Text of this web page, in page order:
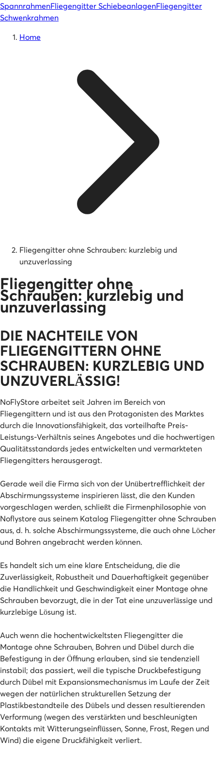
SpannrahmenFliegengitter SchiebeanlagenFliegengitter
Schwenkrahmen
Home
Fliegengitter ohne Schrauben: kurzlebig und
unzuverlassing
Fliegengitter ohne
Schrauben: kurzlebig und
unzuverlassing
DIE NACHTEILE VON
FLIEGENGITTERN OHNE
SCHRAUBEN: KURZLEBIG UND
UNZUVERLÄSSIG!
NoFlyStore arbeitet seit Jahren im Bereich von
Fliegengittern und ist aus den Protagonisten des Marktes
durch die Innovationsfähigkeit, das vorteilhafte Preis-
Leistungs-Verhältnis seines Angebotes und die hochwertigen
Qualitätsstandards jedes entwickelten und vermarkteten
Fliegengitters herausgeragt.
Gerade weil die Firma sich von der Unübertrefflichkeit der
Abschirmungssysteme inspirieren lässt, die den Kunden
vorgeschlagen werden, schließt die Firmenphilosophie von
Noflystore aus seinem Katalog Fliegengitter ohne Schrauben
aus, d. h. solche Abschirmungssysteme, die auch ohne Löcher
und Bohren angebracht werden können.
Es handelt sich um eine klare Entscheidung, die die
Zuverlässigkeit, Robustheit und Dauerhaftigkeit gegenüber
die Handlichkeit und Geschwindigkeit einer Montage ohne
Schrauben bevorzugt, die in der Tat eine unzuverlässige und
kurzlebige Lösung ist.
Auch wenn die hochentwickeltsten Fliegengitter die
Montage ohne Schrauben, Bohren und Dübel durch die
Befestigung in der Öffnung erlauben, sind sie tendenziell
instabil; das passiert, weil die typische Druckbefestigung
durch Dübel mit Expansionsmechanismus im Laufe der Zeit
wegen der natürlichen strukturellen Setzung der
Plastikbestandteile des Dübels und dessen resultierenden
Verformung (wegen des verstärkten und beschleunigten
Kontakts mit Witterungseinflüssen, Sonne, Frost, Regen und
Wind) die eigene Druckfähigkeit verliert.